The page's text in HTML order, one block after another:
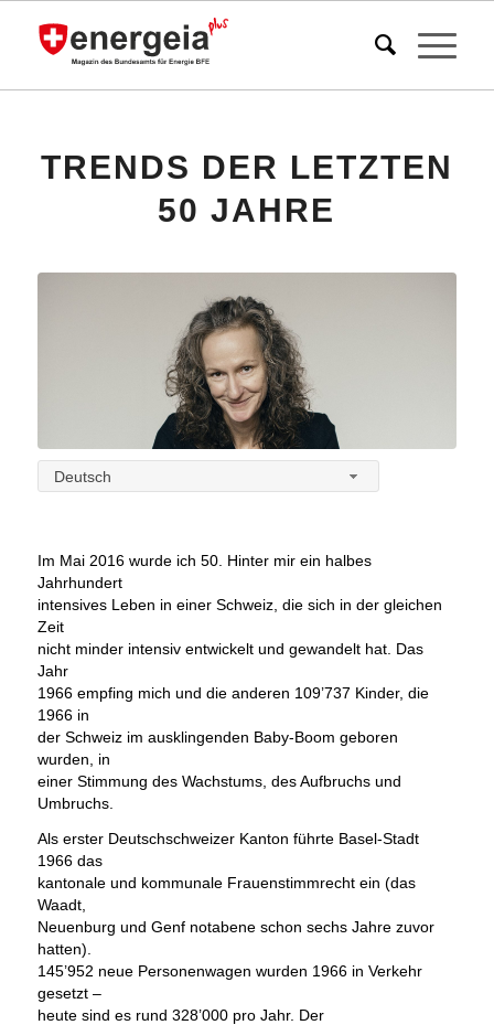
TRENDS DER LETZTEN
50 JAHRE
Deutsch
Im Mai 2016 wurde ich 50. Hinter mir ein halbes
Jahrhundert
intensives Leben in einer Schweiz, die sich in der gleichen
Zeit
nicht minder intensiv entwickelt und gewandelt hat. Das
Jahr
1966 empfing mich und die anderen 109’737 Kinder, die
1966 in
der Schweiz im ausklingenden Baby-Boom geboren
wurden, in
einer Stimmung des Wachstums, des Aufbruchs und
Umbruchs.
Als erster Deutschschweizer Kanton führte Basel-Stadt
1966 das
kantonale und kommunale Frauenstimmrecht ein (das
Waadt,
Neuenburg und Genf notabene schon sechs Jahre zuvor
hatten).
145’952 neue Personenwagen wurden 1966 in Verkehr
gesetzt –
heute sind es rund 328’000 pro Jahr. Der